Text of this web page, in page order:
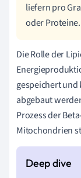
liefern pro
oder Proteine.
Die Rolle der
gespeichert
abgebaut
Prozess der
Mitochondrien